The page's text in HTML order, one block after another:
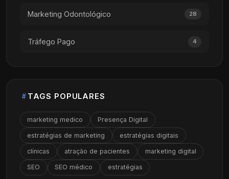
Marketing Odontológico 28
Tráfego Pago 4
TAGS POPULARES
marketing medico Presença Digital
estratégias de marketing estratégias digitais
clínicas atração de pacientes marketing digital
SEO SEO médico estratégias